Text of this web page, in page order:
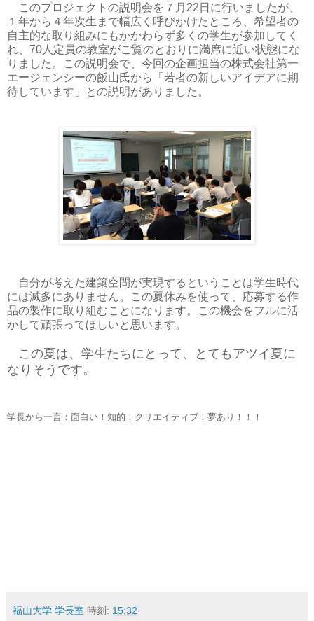
このプロジェクトの説明会を７月22日に行いましたが、
１年から４年次生まで幅広く呼びかけたところ、希望者の
自主的な取り組みにもかかわらず多くの学生が参加してく
れ、70人定員の教室がご覧のとおりに満席に近い状態にな
りました。この説明会で、今回の企画担当の株式会社第一
エージェンシーの飯山氏から「若者の新しいアイデアに期
待しています」との説明がありました。
自分が考えた建築空間が実現するということは学生時代
には滅多にありません。この夏休みを使って、応募する作
品の製作に取り組むことになります。この機会をフルに活
かして頑張ってほしいと思います。
この夏は、学生たちにとって、とてもアツイ夏に
なりそうです。
学長から一言：面白い！知的！クリエイティブ！夢あり！！！
福山大学 学長室 時刻: 15:32